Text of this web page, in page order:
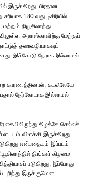
இருக்கிறது. பிரதான
180 வது டிகிரியில்
நியூசிலாந்து
அலாஸ்காவிற்கு மேற்குப்
தரைவழியாகவும்
இக்கோடு நேராக இல்லாமல்
காரணத்தினால், கடலிலேயே
நேர்கோடாக இல்லாமல்
கிழக்கே செல்லச்
படம் விளக்கி இருக்கிறது
என்பதையும் இப்படம்
திங்கள் கிழமை
படுகிறது. இப்போது
புரிந்து இருக்குமென